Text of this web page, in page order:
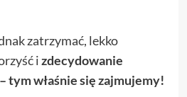
zatrzymać, lekko
izdecydowanie
tym właśnie się zajmujemy!